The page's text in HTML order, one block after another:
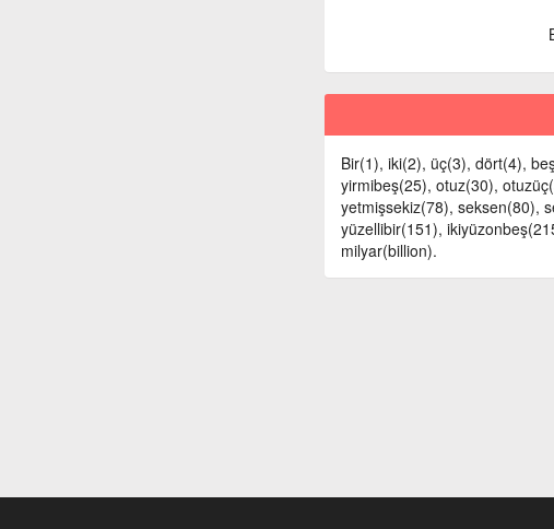
Bir(1), iki(2), üç(3), dört(4),
yirmibeş(25), otuz(30),
yetmişsekiz(78), seksen(80),
yüzellibir(151),
milyar(billion).